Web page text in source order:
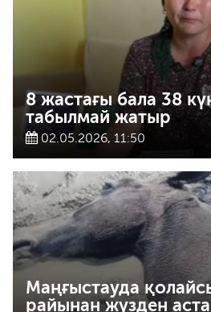
8 жастағы бала 38
табылмай жатыр
02.05.2026, 11:50
Маңғыстауда
райынан жүзден